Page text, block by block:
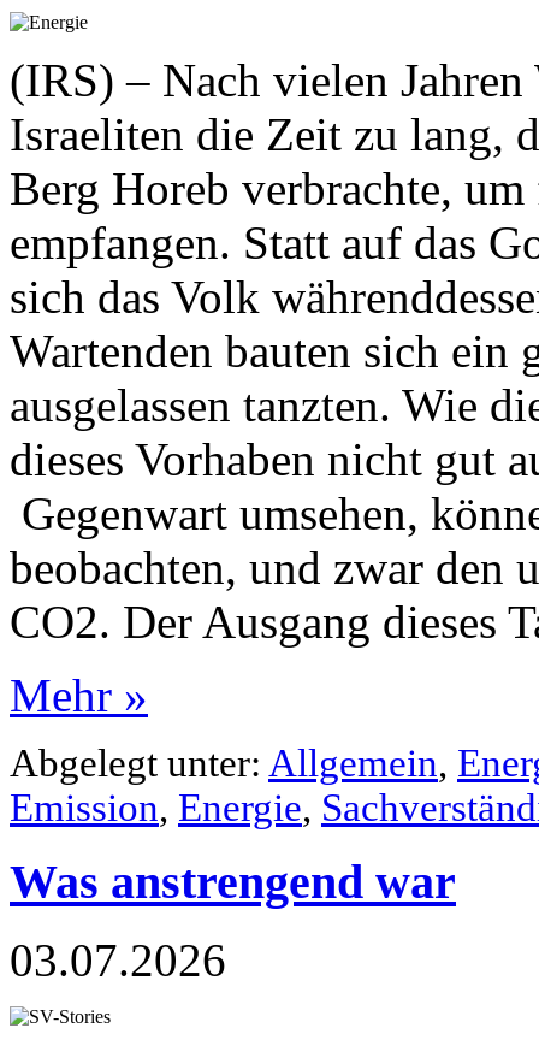
(IRS) – Nach vielen
Israeliten die Zeit zu lang,
Berg Horeb verbrachte,
empfangen. Statt auf das
sich das Volk
Wartenden bauten sich ein
ausgelassen tanzten. Wie
dieses Vorhaben nicht gut
Gegenwart umsehen,
beobachten, und zwar den
CO2. Der Ausgang dieses
Mehr »
Abgelegt unter: Allgemein,
Emission, Energie,
Was anstrengend war
03.07.2026